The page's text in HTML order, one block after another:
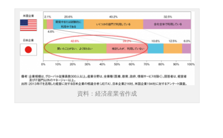
資料：経済産業省作成